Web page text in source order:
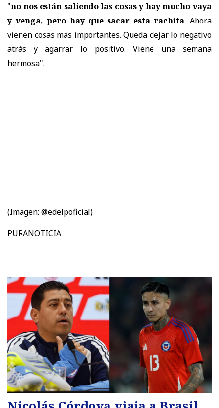
"no nos están saliendo las cosas y hay mucho vaya
y venga, pero hay que sacar esta rachita. Ahora
vienen cosas más importantes. Queda dejar lo negativo
atrás y agarrar lo positivo. Viene una semana
hermosa".
(Imagen: @edelpoficial)
PURANOTICIA